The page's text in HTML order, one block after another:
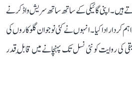
اپنی گائیکی کے ساتھ ساتھ سریش واڈکر نے
کردار ادا کیا۔ انہوں نے کئی نوجوان گلوکاروں کی
کی روایت کو نئی نسل تک پہنچانے میں قابلِ قدر